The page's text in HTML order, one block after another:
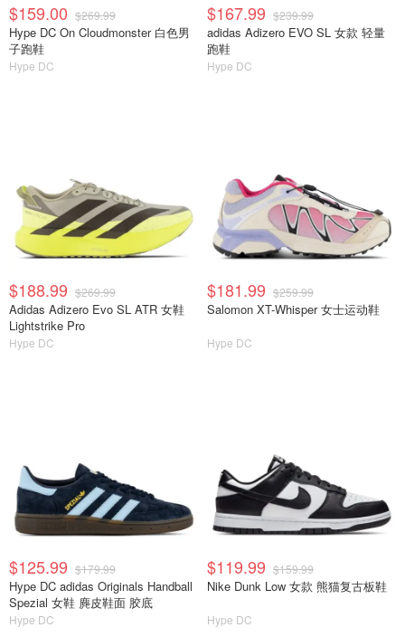
$159.00 $269.99
Hype DC On Cloudmonster 白色男
子跑鞋
Hype DC
$167.99 $239.99
adidas Adizero EVO SL 女款 轻量
跑鞋
Hype DC
$188.99 $269.99
Adidas Adizero Evo SL ATR 女鞋
Lightstrike Pro
Hype DC
$181.99 $259.99
Salomon XT-Whisper 女士运动鞋
Hype DC
$125.99 $179.99
Hype DC adidas Originals Handball
Spezial 女鞋 麂皮鞋面 胶底
Hype DC
$119.99 $159.99
Nike Dunk Low 女款 熊猫复古板鞋
Hype DC